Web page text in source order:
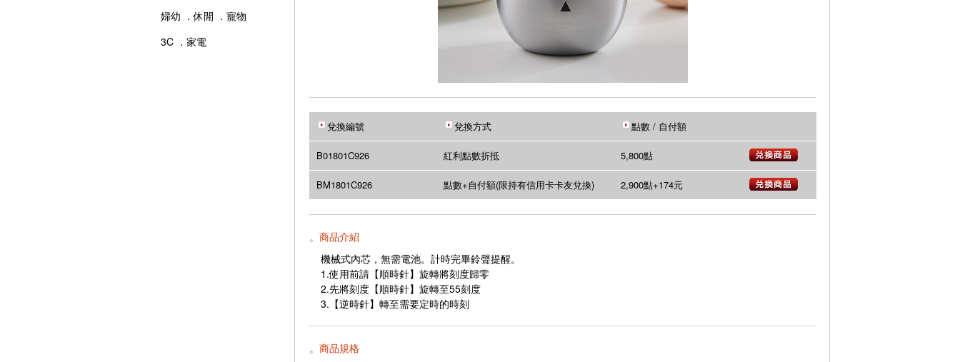
婦幼 ．休閒 ．寵物
3C ．家電
兌換編號 兌換方式 點數 / 自付額
B01801C926 紅利點數折抵 5,800點
BM1801C926 點數+自付額(限持有信用卡卡友兌換) 2,900點+174元
。商品介紹
機械式內芯，無需電池。計時完畢鈴聲提醒。
1.使用前請【順時針】旋轉將刻度歸零
2.先將刻度【順時針】旋轉至55刻度
3.【逆時針】轉至需要定時的時刻
。商品規格